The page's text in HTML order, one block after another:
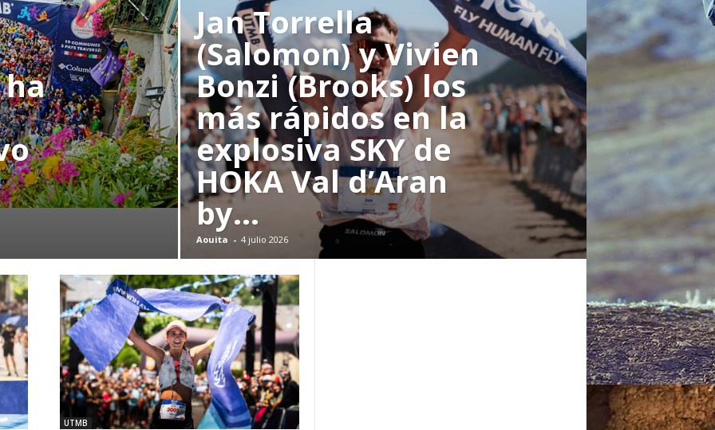
Jan Torrella
(Salomon) y Vivien
Bonzi (Brooks) los
más rápidos en la
explosiva SKY de
HOKA Val d’Aran
by...
Aouita - 4 julio 2026
UTMB